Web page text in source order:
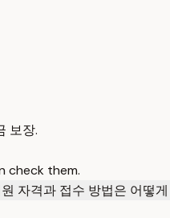
보장.
check them.
자격과 접수 방법은 어떻